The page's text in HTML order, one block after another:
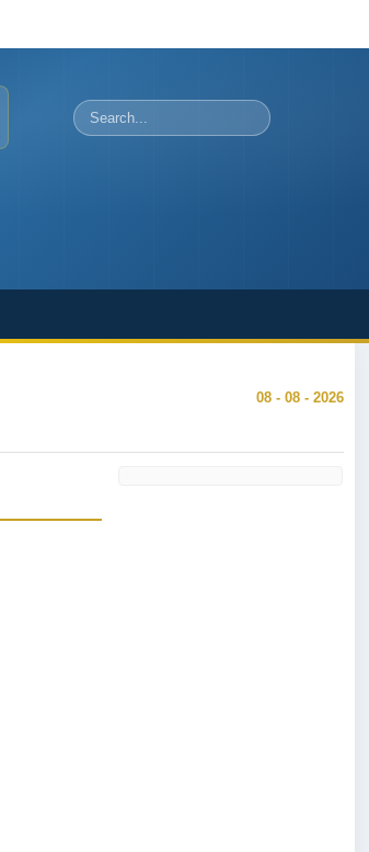
Szukaj
08 - 08 - 2026